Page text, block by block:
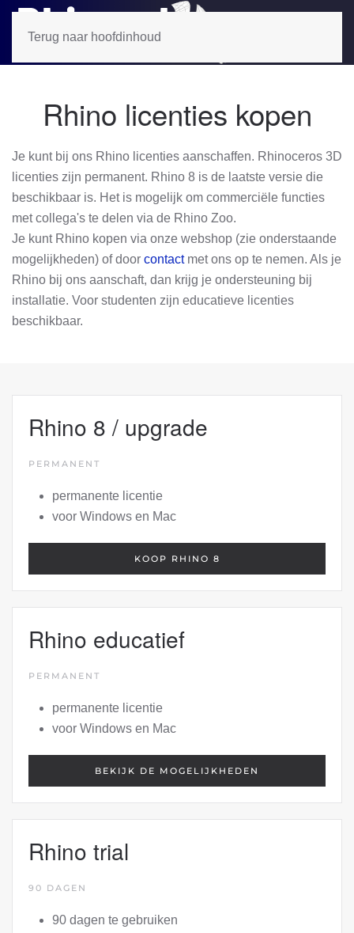
Terug naar hoofdinhoud
Rhino licenties kopen
Je kunt bij ons Rhino licenties aanschaffen. Rhinoceros 3D
licenties zijn permanent. Rhino 8 is de laatste versie die
beschikbaar is. Het is mogelijk om commerciële functies
met collega's te delen via de Rhino Zoo.
Je kunt Rhino kopen via onze webshop (zie onderstaande
mogelijkheden) of door contactmet ons op te nemen. Als je
Rhino bij ons aanschaft, dan krijg je ondersteuning bij
installatie. Voor studenten zijn educatieve licenties
beschikbaar.
Rhino 8 / upgrade
PERMANENT
permanente licentie
voor Windows en Mac
KOOP RHINO 8
Rhino educatief
PERMANENT
permanente licentie
voor Windows en Mac
BEKIJK DE MOGELIJKHEDEN
Rhino trial
90 DAGEN
90 dagen te gebruiken